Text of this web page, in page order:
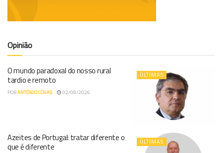
Opinião
ÚLTIMAS
O mundo paradoxal do nosso rural
tardio e remoto
PORANTÓNIO COVAS 02/08/2026
ÚLTIMAS
Azeites de Portugal: tratar diferente o
que é diferente